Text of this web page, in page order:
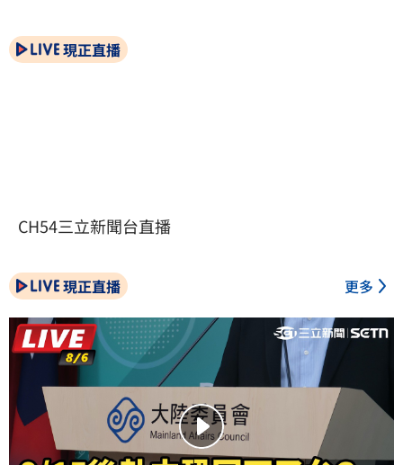
現正直播
CH54三立新聞台直播
現正直播 更多